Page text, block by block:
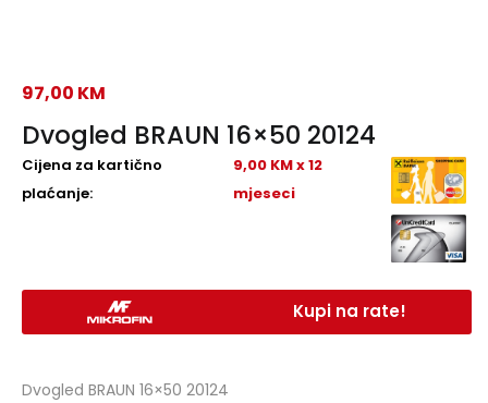
Dvogled BRAUN 16×50 20124
97,00 KM
Cijena za kartično
plaćanje:
9,00 KM x 12
mjeseci
Kupi na rate!
Dvogled BRAUN 16×50 20124